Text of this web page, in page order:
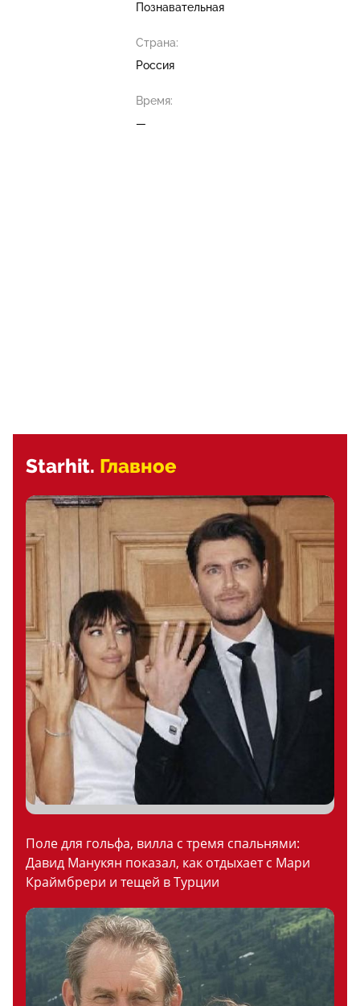
Познавательная
Страна:
Россия
Время:
—
Starhit. Главное
Поле для гольфа, вилла с тремя спальнями:
Давид Манукян показал, как отдыхает с Мари
Краймбрери и тещей в Турции